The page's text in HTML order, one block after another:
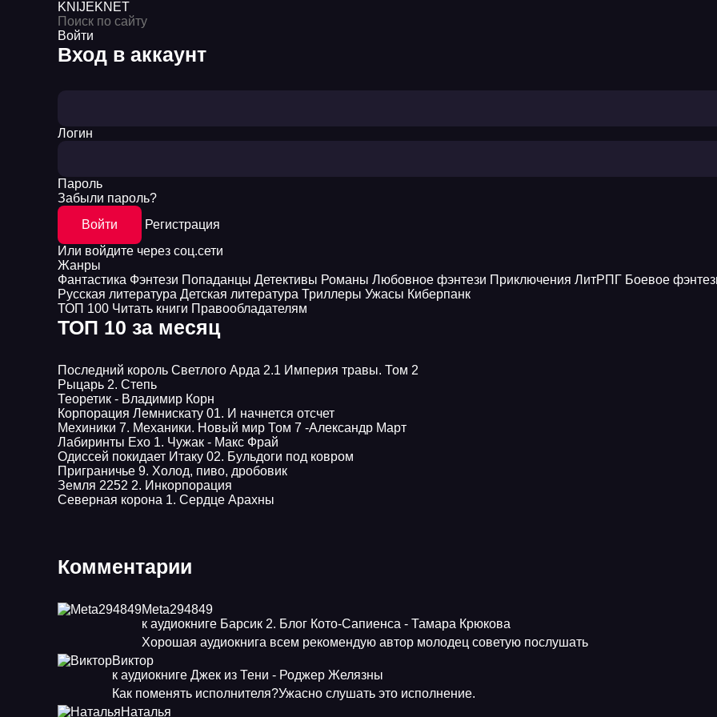
KNIJEKNET
Войти
Вход в аккаунт
Логин
Пароль
Забыли пароль?
Войти
Регистрация
Или войдите через соц.сети
Жанры
Фантастика Фэнтези Попаданцы Детективы Романы Любовное фэнтези Приключения ЛитРПГ Боевое
Русская литература Детская литература Триллеры Ужасы Киберпанк
ТОП 100 Читать книги Правообладателям
ТОП 10 за месяц
Последний король Светлого Арда 2.1 Империя травы. Том 2
Рыцарь 2. Степь
Теоретик - Владимир Корн
Корпорация Лемнискату 01. И начнется отсчет
Мехиники 7. Механики. Новый мир Том 7 -Александр Март
Лабиринты Ехо 1. Чужак - Макс Фрай
Одиссей покидает Итаку 02. Бульдоги под ковром
Приграничье 9. Холод, пиво, дробовик
Земля 2252 2. Инкорпорация
Северная корона 1. Сердце Арахны
Комментарии
Meta294849
к аудиокниге Барсик 2. Блог Кото-Сапиенса - Тамара Крюкова
Хорошая аудиокнига всем рекомендую автор молодец советую послушать
Виктор
к аудиокниге Джек из Тени - Роджер Желязны
Как поменять исполнителя?Ужасно слушать это исполнение.
Наталья